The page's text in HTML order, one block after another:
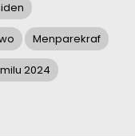
Menparekraf
2024